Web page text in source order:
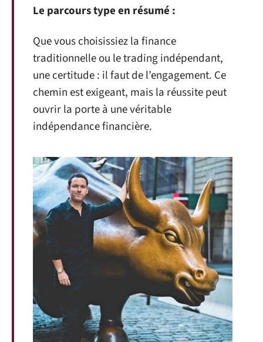
Le parcours type en résumé :
Que vous choisissiez la finance
traditionnelle ou le trading indépendant,
une certitude : il faut de l’engagement. Ce
chemin est exigeant, mais la réussite peut
ouvrir la porte à une véritable
indépendance financière.